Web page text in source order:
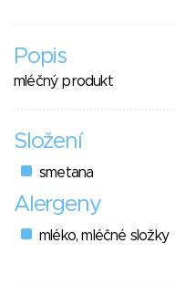
Popis
mléčný produkt
Složení
smetana
Alergeny
mléko, mléčné složky